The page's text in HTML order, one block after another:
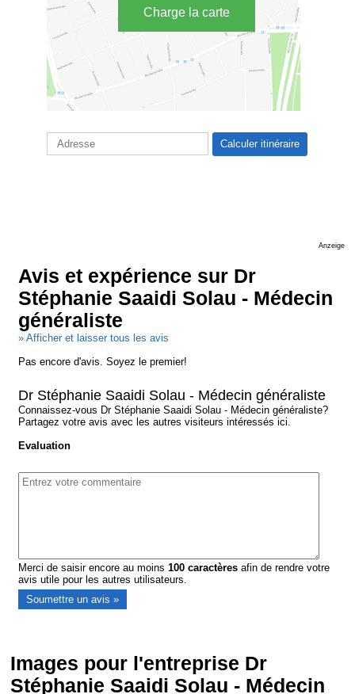
Charge la carte
Anzeige
Avis et expérience sur Dr
Stéphanie Saaidi Solau - Médecin
généraliste
» Afficher et laisser tous les avis
Pas encore d'avis. Soyez le premier!
Dr Stéphanie Saaidi Solau - Médecin généraliste
Connaissez-vous Dr Stéphanie Saaidi Solau - Médecin généraliste?
Partagez votre avis avec les autres visiteurs intéressés ici.
Evaluation
Merci de saisir encore au moins100 caractères afin de rendre votre
avis utile pour les autres utilisateurs.
Images pour l'entreprise Dr
Stéphanie Saaidi Solau - Médecin